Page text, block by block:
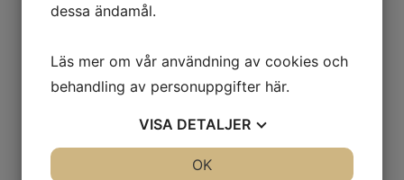
Heta nötter
Jalapeno GrabNgo
Rostad nötmüsli
dessa ändamål.
Läs mer om vår användning av cookies och
behandling av personuppgifter här.
VISA DETALJER
OK